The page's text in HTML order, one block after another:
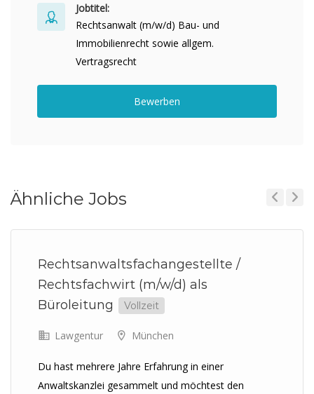
Jobtitel:
Rechtsanwalt (m/w/d) Bau- und
Immobilienrecht sowie allgem.
Vertragsrecht
Bewerben
Ähnliche Jobs
Rechtsanwaltsfachangestellte /
Rechtsfachwirt (m/w/d) als
Büroleitung
Vollzeit
Lawgentur München
Du hast mehrere Jahre Erfahrung in einer
Anwaltskanzlei gesammelt und möchtest den